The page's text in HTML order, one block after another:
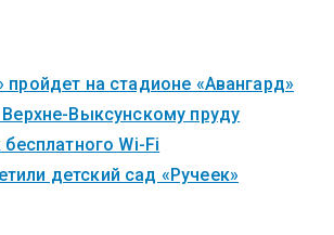
на стадионе «Авангард»
Выксунскому пруду
Wi-Fi
детский сад «Ручеек»